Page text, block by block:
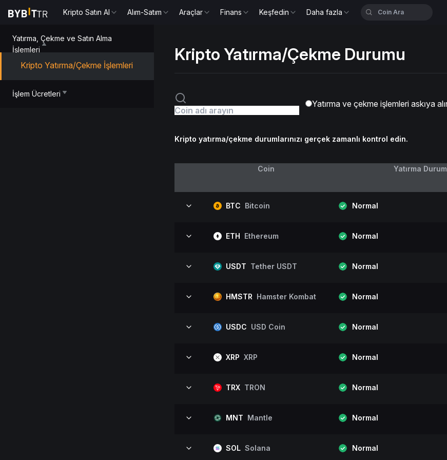
Kripto Satın Al Alım-Satım Araçlar Finans Keşfedin Daha fazla
Yatırma, Çekme ve Satın Alma
İşlemleri
Kripto Yatırma/Çekme İşlemleri
İşlem Ücretleri
Kripto Yatırma/Çekme Durumu
Yatırma ve çekme işlemleri askıya
Kripto yatırma/çekme durumlarınızı gerçek zamanlı kontrol edin.
Coin Yatırma
BTC Bitcoin Normal
ETH Ethereum Normal
USDT Tether USDT Normal
HMSTR Hamster Kombat Normal
USDC USD Coin Normal
XRP XRP Normal
TRX TRON Normal
MNT Mantle Normal
SOL Solana Normal